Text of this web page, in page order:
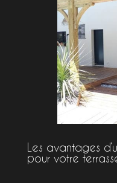
Les avantages
pour votre